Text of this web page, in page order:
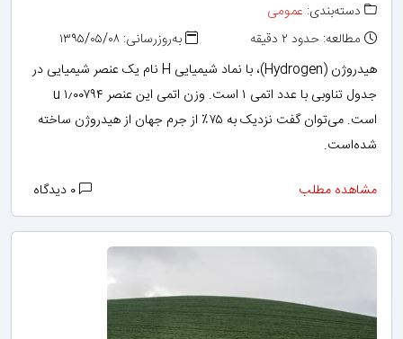
دسته‌بندی: عمومی
مطالعه: حدود ۲ دقیقه
به‌روزرسانی: ۱۳۹۵/۰۵/۰۸
هیدروژن (Hydrogen)، با نماد شیمیایی H نام یک عنصر شیمیایی در
جدول تناوبی با عدد اتمی ۱ است. وزن اتمی این عنصر ۱٫۰۰۷۹۴ u
است. می‌توان گفت نزدیک به ۷۵٪ از جرم جهان از هیدروژن ساخته
شده‌است.
مشاهده مطلب